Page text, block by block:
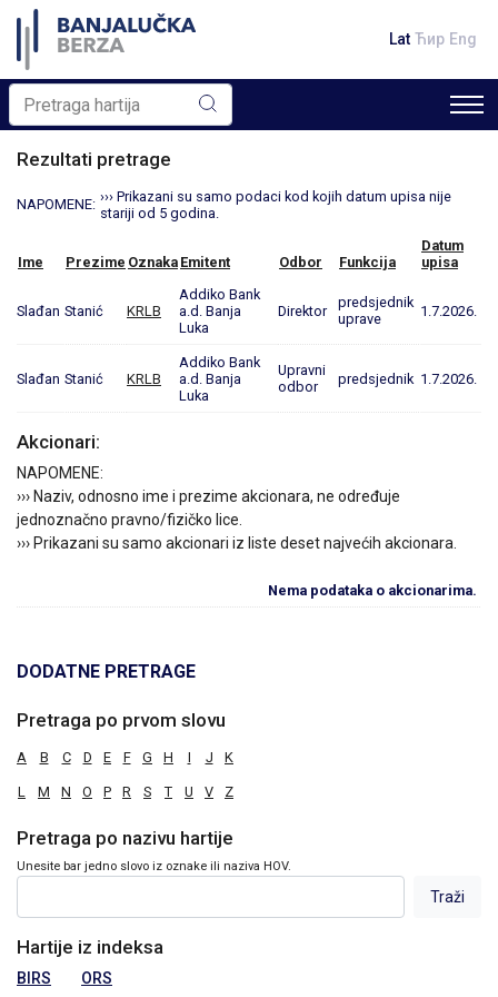
Lat Ћир Eng
Rezultati pretrage
NAPOMENE: ››› Prikazani su samo podaci kod kojih datum upisa nije
stariji od 5 godina.
Ime Prezime Oznaka Emitent Odbor Funkcija
Datum
upisa
Slađan Stanić KRLB
Addiko Bank
a.d. Banja
Luka
Direktor
predsjednik
uprave
1.7.2026.
Slađan Stanić KRLB
Addiko Bank
a.d. Banja
Luka
Upravni
odbor
predsjednik 1.7.2026.
Akcionari:
NAPOMENE:
››› Naziv, odnosno ime i prezime akcionara, ne određuje
jednoznačno pravno/fizičko lice.
››› Prikazani su samo akcionari iz liste deset najvećih akcionara.
Nema podataka o akcionarima.
DODATNE PRETRAGE
Pretraga po prvom slovu
A B C D E F G H I J K
L M N O P R S T U V Z
Pretraga po nazivu hartije
Unesite bar jedno slovo iz oznake ili naziva HOV.
Hartije iz indeksa
BIRS ORS